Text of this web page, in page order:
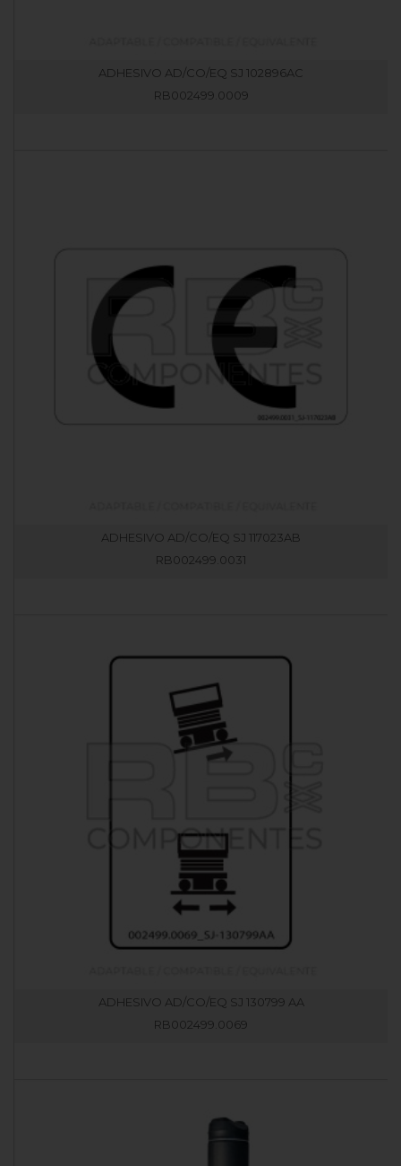
ADHESIVO AD/CO/EQ SJ 102896AC
RB002499.0009
ADHESIVO AD/CO/EQ SJ 117023AB
RB002499.0031
ADHESIVO AD/CO/EQ SJ 130799 AA
RB002499.0069